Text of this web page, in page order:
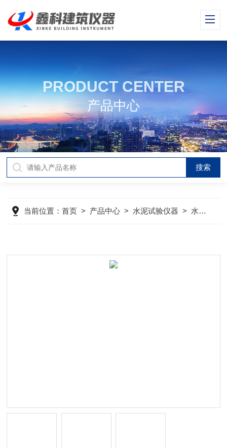
PRODUCT CENTER
产品中心
当前位置：首页 > 产品中心 > 水泥试验仪器 > 水泥多功能直读式测钙仪